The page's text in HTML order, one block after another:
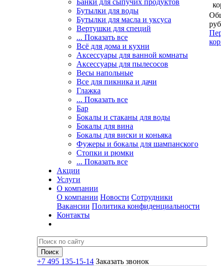
Банки для сыпучих продуктов
Бутылки для воды
Бутылки для масла и уксуса
Вертушки для специй
... Показать все
Всё для дома и кухни
Аксессуары для ванной комнаты
Аксессуары для пылесосов
Весы напольные
Все для пикника и дачи
Глажка
... Показать все
Бар
Бокалы и стаканы для воды
Бокалы для вина
Бокалы для виски и коньяка
Фужеры и бокалы для шампанского
Стопки и рюмки
... Показать все
Акции
Услуги
О компании
О компании Новости Сотрудники
Вакансии Политика конфиденциальности
Контакты
+7 495 135-15-14 Заказать звонок